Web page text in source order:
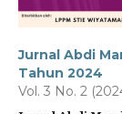
Jurnal Abdi
Tahun 2024
Vol. 3 No. 2